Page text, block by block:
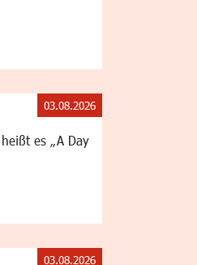
es „A Day
03.08.2026
03.08.2026